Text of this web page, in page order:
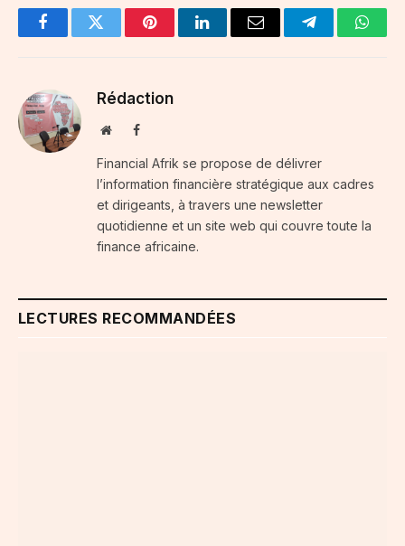
FacebookTwitter PinterestLinkedInEmail Telegram
Rédaction
WebsiteFacebook
Financial Afrik se propose de délivrer
l’information financière stratégique aux cadres
et dirigeants, à travers une newsletter
quotidienne et un site web qui couvre toute la
finance africaine.
LECTURES RECOMMANDÉES